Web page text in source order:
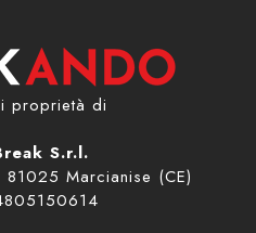
proprietà di
S.r.l.
Marcianise (CE)